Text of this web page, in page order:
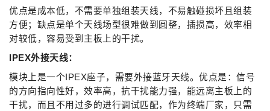
优点是成本低，不需要单独组装天线，不易触碰损坏且组装
方便；缺点是单个天线场型很难做到圆整，插损高，效率相
对较低，容易受到主板上的干扰。
IPEX外接天线：
模块上是一个IPEX座子，需要外接蓝牙天线。优点是：信号
的方向指向性好，效率高，抗干扰能力强，能远离主板上的
干扰，而且不用过多的进行调试匹配，作为终端厂家，只需